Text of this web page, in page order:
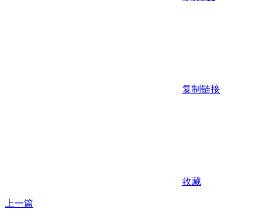
复制链接
收藏
上一篇